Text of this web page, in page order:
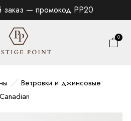
заказ — промокод PP20
0
Ветровки и джинсовые